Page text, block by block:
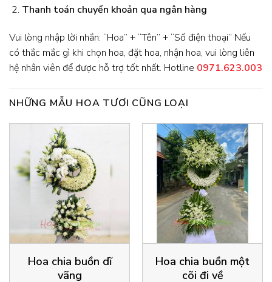
Thanh toán chuyển khoản qua ngân hàng
Vui lòng nhập lời nhắn: “Hoa” + “Tên” + “Số điện thoại” Nếu
có thắc mắc gì khi chọn hoa, đặt hoa, nhận hoa, vui lòng liên
hệ nhân viên để được hỗ trợ tốt nhất. Hotline 0971.623.003
NHỮNG MẪU HOA TƯƠI CŨNG LOẠI
Hoa chia buồn dĩ
vãng
Hoa chia buồn một
cõi đi về